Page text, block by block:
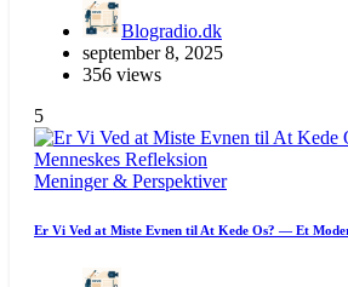
Blogradio.dk
september 8, 2025
356 views
5
Meninger & Perspektiver
Er Vi Ved at Miste Evnen til At Kede Os? — Et